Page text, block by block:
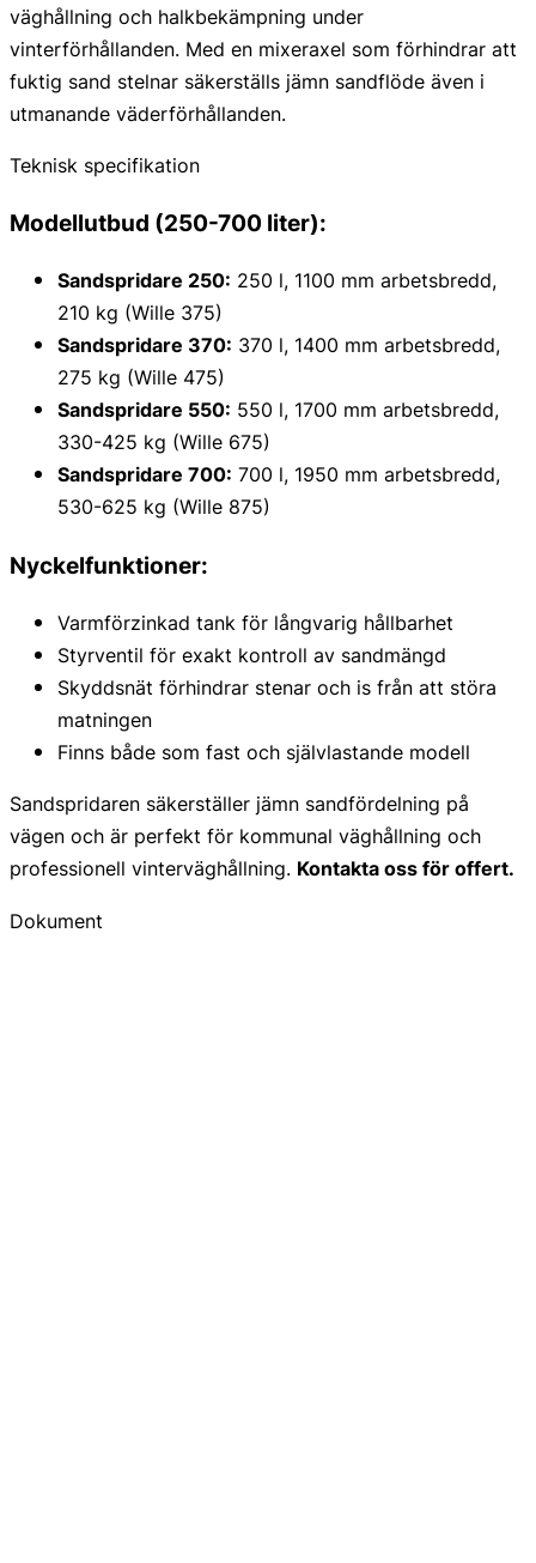
väghållning och halkbekämpning under
vinterförhållanden. Med en mixeraxel som förhindrar att
fuktig sand stelnar säkerställs jämn sandflöde även i
utmanande väderförhållanden.
Teknisk specifikation
Modellutbud (250-700 liter):
Sandspridare 250: 250 l, 1100 mm arbetsbredd,
210 kg (Wille 375)
Sandspridare 370: 370 l, 1400 mm arbetsbredd,
275 kg (Wille 475)
Sandspridare 550: 550 l, 1700 mm arbetsbredd,
330-425 kg (Wille 675)
Sandspridare 700: 700 l, 1950 mm arbetsbredd,
530-625 kg (Wille 875)
Nyckelfunktioner:
Varmförzinkad tank för långvarig hållbarhet
Styrventil för exakt kontroll av sandmängd
Skyddsnät förhindrar stenar och is från att störa
matningen
Finns både som fast och självlastande modell
Sandspridaren säkerställer jämn sandfördelning på
vägen och är perfekt för kommunal väghållning och
professionell vinterväghållning. Kontakta oss för offert.
Dokument